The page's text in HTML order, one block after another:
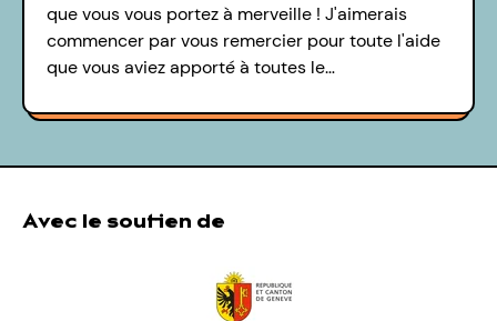
que vous vous portez à merveille ! J'aimerais
commencer par vous remercier pour toute l'aide
que vous aviez apporté à toutes le…
Avec le soutien de